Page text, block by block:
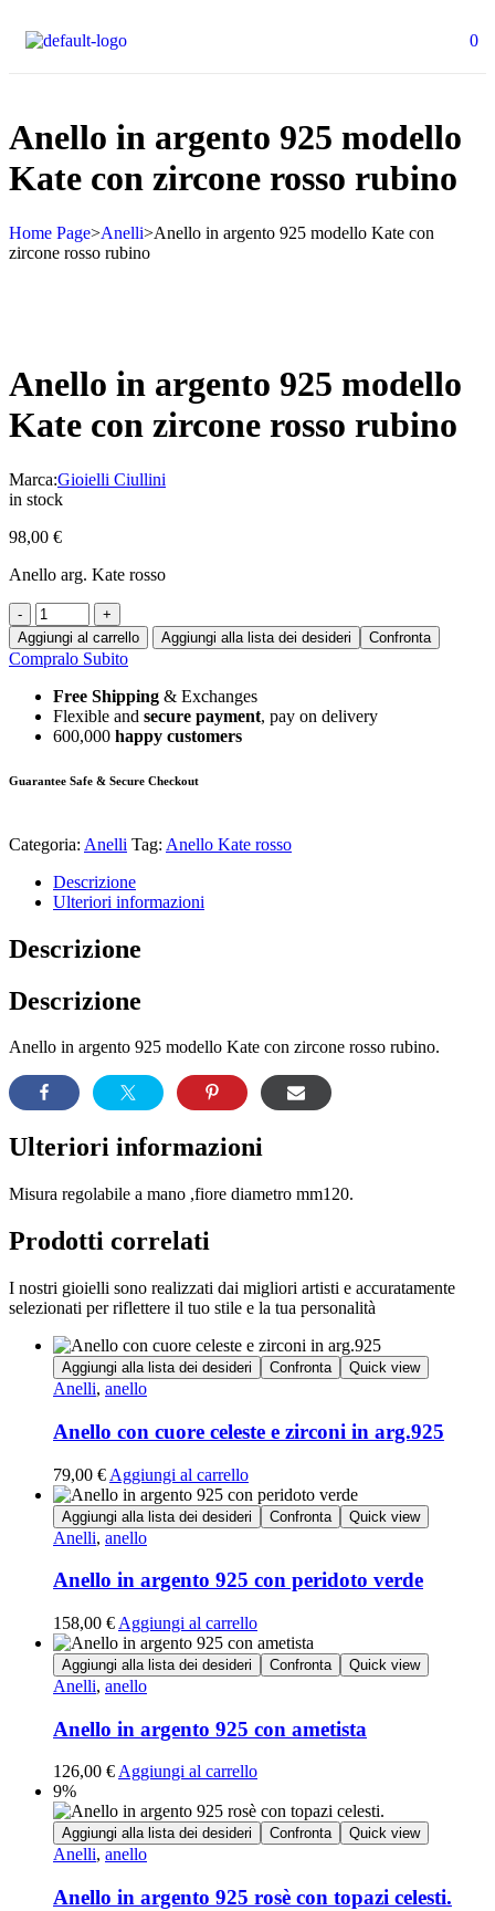
0
Anello in argento 925 modello
Kate con zircone rosso rubino
Home Page>Anelli>Anello in argento 925 modello Kate con
zircone rosso rubino
Anello in argento 925 modello
Kate con zircone rosso rubino
Marca:Gioielli Ciullini
in stock
98,00 €
Anello arg. Kate rosso
-
+
Aggiungi al carrello
Aggiungi alla lista dei desideri Confronta
Compralo Subito
Free Shipping & Exchanges
Flexible and secure payment, pay on delivery
600,000 happy customers
Guarantee Safe & Secure Checkout
Categoria: Anelli Tag: Anello Kate rosso
Descrizione
Ulteriori informazioni
Descrizione
Descrizione
Anello in argento 925 modello Kate con zircone rosso rubino.
Ulteriori informazioni
Misura regolabile a mano ,fiore diametro mm120.
Prodotti correlati
I nostri gioielli sono realizzati dai migliori artisti e accuratamente
selezionati per riflettere il tuo stile e la tua personalità
Aggiungi alla lista dei desideri Confronta Quick view
Anelli, anello
Anello con cuore celeste e zirconi in arg.925
79,00 € Aggiungi al carrello
Aggiungi alla lista dei desideri Confronta Quick view
Anelli, anello
Anello in argento 925 con peridoto verde
158,00 € Aggiungi al carrello
Aggiungi alla lista dei desideri Confronta Quick view
Anelli, anello
Anello in argento 925 con ametista
126,00 €Aggiungi al carrello
9%
Aggiungi alla lista dei desideri Confronta Quick view
Anelli, anello
Anello in argento 925 rosè con topazi celesti.